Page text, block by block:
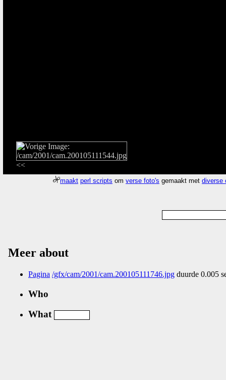
<<
maakt perl scripts omverse foto's gemaakt metdiverse
Meer about
Pagina /gfx/cam/2001/cam.200105111746.jpg duurde 0.005
Who
What